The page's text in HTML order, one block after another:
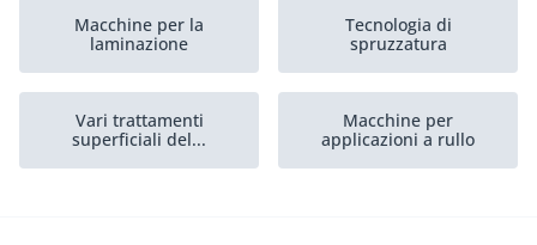
Macchine per la
laminazione
Tecnologia di
spruzzatura
Vari trattamenti
superficiali del...
Macchine per
applicazioni a rullo